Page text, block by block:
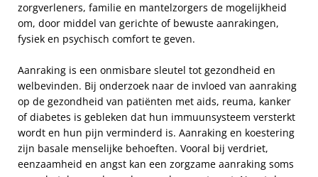
zorgverleners, familie en mantelzorgers de mogelijkheid
om, door middel van gerichte of bewuste aanrakingen,
fysiek en psychisch comfort te geven.
Aanraking is een onmisbare sleutel tot gezondheid en
welbevinden. Bij onderzoek naar de invloed van aanraking
op de gezondheid van patiënten met aids, reuma, kanker
of diabetes is gebleken dat hun immuunsysteem versterkt
wordt en hun pijn verminderd is. Aanraking en koestering
zijn basale menselijke behoeften. Vooral bij verdriet,
eenzaamheid en angst kan een zorgzame aanraking soms